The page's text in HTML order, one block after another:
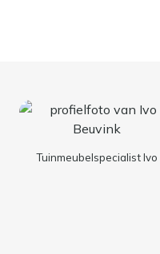
Tuinmeubelspecialist Ivo